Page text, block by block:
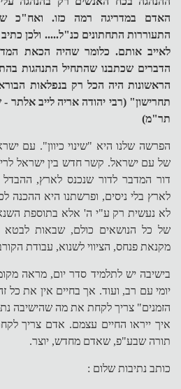
האדם במדריגה רמה כזו. ואח"כ
התעוררות התחתונים כנ"ל..... ולכן
לאייב אותם. כלומר שהיה הכאת
הדברים שכתבנו שהתחיל התנהגות
הראשונות היה הכל רק בנפלאות
תחרישון" (רבי יהודה אריה לייב
תר"מ)
הפרשה שלנו היא "שינוי כיוון". עם
של עם ישראל. קשר חדש בין ישראל
דור המדבר לדור שנכנס לארץ, ההבדל
לארץ בלי ניסים, ופרשתנו היא ההכנה
לא נעשית רק ע"י ה' אלא בתוספת
של כל הנושאים כולם, שבאות
מקנאת פנחס, הציווי לשנוא, עבודת
בישיבה יש לתלמיד סדר יום, מראה
יומי עם רב, ועוד. אך בחיים אין את כל
הזמנים" צריך לקחת את מה שהישיבה
איך ייראו החיים עצמם. אדם צריך
תורה שבע"פ, שאדם מחדש, יוצר.
כותב נתיבות שלום :